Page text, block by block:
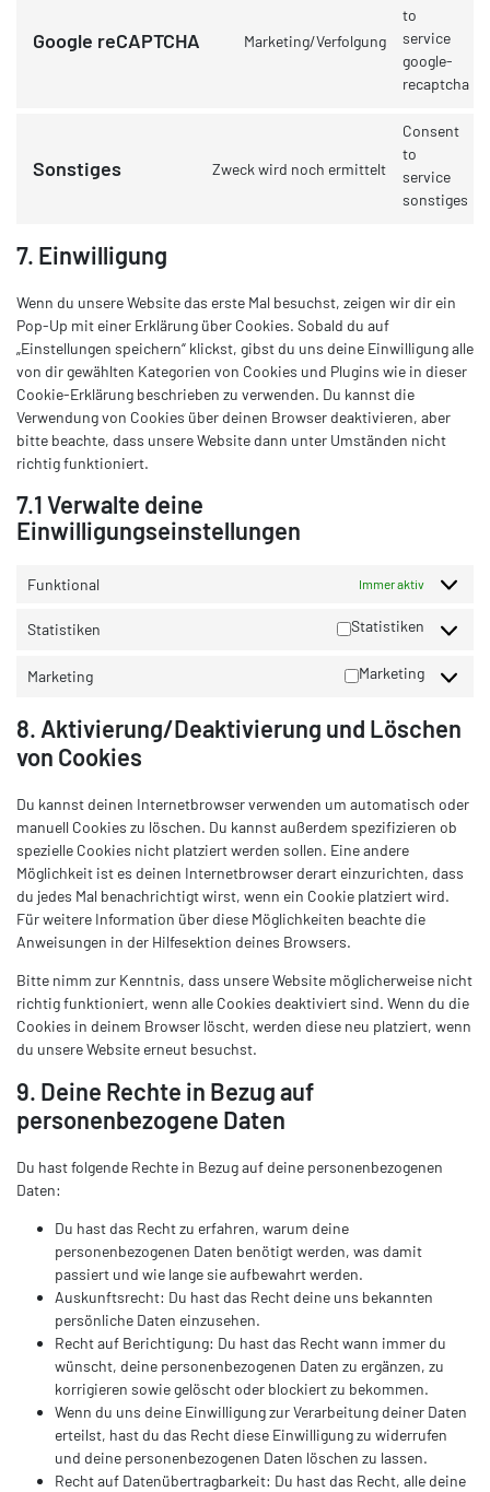
Google reCAPTCHA Marketing/Verfolgung
to
service
google-
recaptcha
Sonstiges Zweck wird noch ermittelt
Consent
to
service
sonstiges
7. Einwilligung
Wenn du unsere Website das erste Mal besuchst, zeigen wir dir ein
Pop-Up mit einer Erklärung über Cookies. Sobald du auf
„Einstellungen speichern“ klickst, gibst du uns deine Einwilligung alle
von dir gewählten Kategorien von Cookies und Plugins wie in dieser
Cookie-Erklärung beschrieben zu verwenden. Du kannst die
Verwendung von Cookies über deinen Browser deaktivieren, aber
bitte beachte, dass unsere Website dann unter Umständen nicht
richtig funktioniert.
7.1 Verwalte deine
Einwilligungseinstellungen
Funktional Immer aktiv
Statistiken Statistiken
Marketing Marketing
8. Aktivierung/Deaktivierung und Löschen
von Cookies
Du kannst deinen Internetbrowser verwenden um automatisch oder
manuell Cookies zu löschen. Du kannst außerdem spezifizieren ob
spezielle Cookies nicht platziert werden sollen. Eine andere
Möglichkeit ist es deinen Internetbrowser derart einzurichten, dass
du jedes Mal benachrichtigt wirst, wenn ein Cookie platziert wird.
Für weitere Information über diese Möglichkeiten beachte die
Anweisungen in der Hilfesektion deines Browsers.
Bitte nimm zur Kenntnis, dass unsere Website möglicherweise nicht
richtig funktioniert, wenn alle Cookies deaktiviert sind. Wenn du die
Cookies in deinem Browser löscht, werden diese neu platziert, wenn
du unsere Website erneut besuchst.
9. Deine Rechte in Bezug auf
personenbezogene Daten
Du hast folgende Rechte in Bezug auf deine personenbezogenen
Daten:
Du hast das Recht zu erfahren, warum deine
personenbezogenen Daten benötigt werden, was damit
passiert und wie lange sie aufbewahrt werden.
Auskunftsrecht: Du hast das Recht deine uns bekannten
persönliche Daten einzusehen.
Recht auf Berichtigung: Du hast das Recht wann immer du
wünscht, deine personenbezogenen Daten zu ergänzen, zu
korrigieren sowie gelöscht oder blockiert zu bekommen.
Wenn du uns deine Einwilligung zur Verarbeitung deiner Daten
erteilst, hast du das Recht diese Einwilligung zu widerrufen
und deine personenbezogenen Daten löschen zu lassen.
Recht auf Datenübertragbarkeit: Du hast das Recht, alle deine